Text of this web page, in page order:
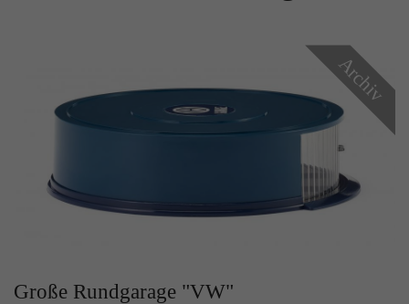
Archiv
Große Rundgarage "VW"